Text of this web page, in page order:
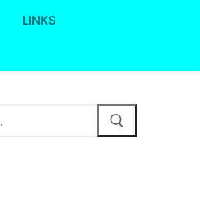
LINKS